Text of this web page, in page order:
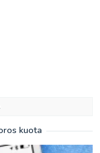
kuota